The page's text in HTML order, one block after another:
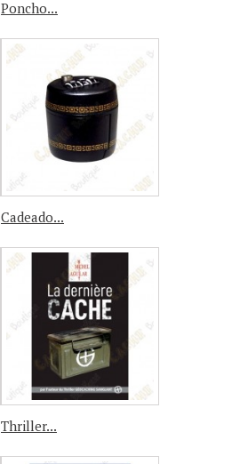
Poncho...
Cadeado...
Thriller...